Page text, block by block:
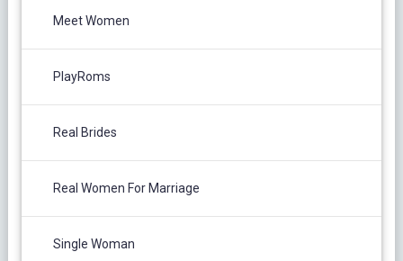
Meet Women
PlayRoms
Real Brides
Real Women For Marriage
Single Woman